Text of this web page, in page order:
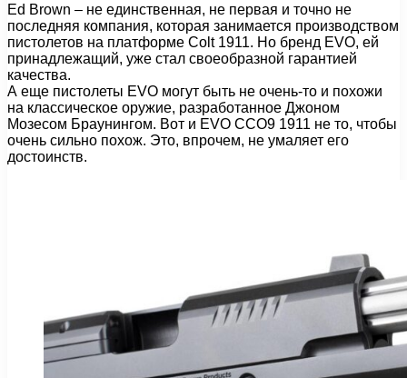
Ed Brown – не единственная, не первая и точно не
последняя компания, которая занимается производством
пистолетов на платформе Colt 1911. Но бренд EVO, ей
принадлежащий, уже стал своеобразной гарантией
качества.
А еще пистолеты EVO могут быть не очень-то и похожи
на классическое оружие, разработанное Джоном
Мозесом Браунингом. Вот и EVO CCO9 1911 не то, чтобы
очень сильно похож. Это, впрочем, не умаляет его
достоинств.